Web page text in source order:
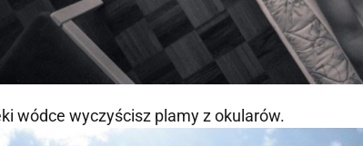
wódce wyczyścisz plamy z okularów.